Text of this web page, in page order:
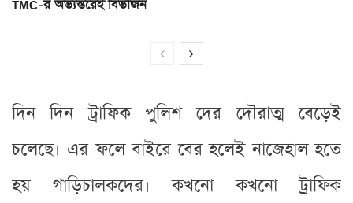
TMC-র অভ্যন্তরেই বিভাজন
দিন দিন ট্রাফিক পুলিশ দের দৌরাত্ম বেড়েই
চলেছে। এর ফলে বাইরে বের হলেই নাজেহাল হতে
হয় গাড়িচালকদের। কখনো কখনো ট্রাফিক